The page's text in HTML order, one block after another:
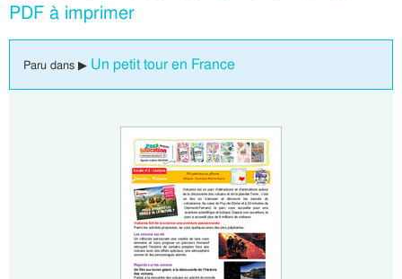
PDF à imprimer
Paru dans ▶ Un petit tour en France